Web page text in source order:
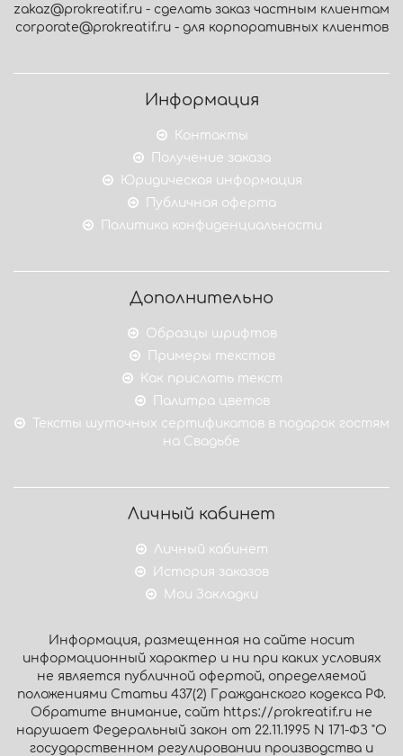
zakaz@prokreatif.ru - сделать заказ частным клиентам
corporate@prokreatif.ru - для корпоративных клиентов
Информация
Контакты
Получение заказа
Юридическая информация
Публичная оферта
Политика конфиденциальности
Дополнительно
Образцы шрифтов
Примеры текстов
Как прислать текст
Палитра цветов
Тексты шуточных сертификатов в подарок гостям
на Свадьбе
Личный кабинет
Личный кабинет
История заказов
Мои Закладки
Информация, размещенная на сайте носит
информационный характер и ни при каких условиях
не является публичной офертой, определяемой
положениями Статьи 437(2) Гражданского кодекса РФ.
Обратите внимание, сайт https://prokreatif.ru не
нарушает Федеральный закон от 22.11.1995 N 171-ФЗ "О
государственном регулировании производства и